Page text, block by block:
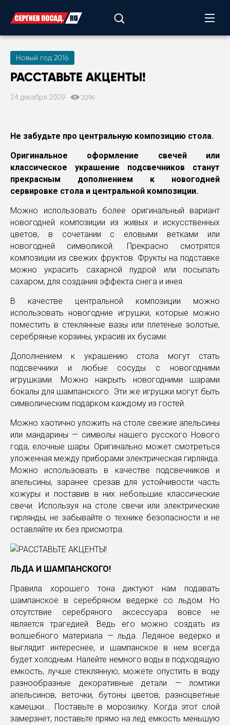
Новый год 2016
РАССТАВЬТЕ АКЦЕНТЫ!
24 декабря 2009 2096
Не забудьте про центральную композицию стола.
Оригинальное оформление свечей или
классическое украшение подсвечников станут
прекрасным дополнением к новогодней
сервировке стола и центральной композиции.
Можно использовать более оригинальный вариант
новогодней композиции из живых и искусственных
цветов, в сочетании с еловыми ветками или
новогодней символикой. Прекрасно смотрятся
композиции из свежих фруктов. Фрукты на подставке
можно украсить сахарной пудрой или посыпать
сахаром, для создания эффекта снега и инея.
В качестве центральной композиции можно
использовать новогодние игрушки, которые можно
поместить в стеклянные вазы или плетеные золотые,
серебряные корзины, украсив их бусами.
Дополнением к украшению стола могут стать
подсвечники и любые сосуды с новогодними
игрушками. Можно накрыть новогодними шарами
бокалы для шампанского. Эти же игрушки могут быть
символическим подарком каждому из гостей.
Можно хаотично уложить на столе свежие апельсины
или мандарины — символы нашего русского Нового
года, елочные шары. Оригинально может смотреться
уложенная между приборами электрическая гирлянда.
Можно использовать в качестве подсвечников и
апельсины, заранее срезав для устойчивости часть
кожуры и поставив в них небольшие классические
свечи. Используя на столе свечи или электрические
гирлянды, не забывайте о технике безопасности и не
оставляйте их без присмотра.
ЛЬДА И ШАМПАНСКОГО!
Правила хорошего тона диктуют нам подавать
шампанское в серебряном ведерке со льдом. Но
отсутствие серебряного аксессуара вовсе не
является трагедией. Ведь его можно создать из
волшебного материала — льда. Ледяное ведерко и
выглядит интереснее, и шампанское в нем всегда
будет холодным. Налейте немного воды в подходящую
емкость, лучше стеклянную, можете опустить в воду
разнообразные декоративные детали — ломтики
апельсинов, веточки, бутоны цветов, разноцветные
камешки... Поставьте в морозилку. Когда этот слой
замерзнет, поставьте прямо на лед емкость меньшую